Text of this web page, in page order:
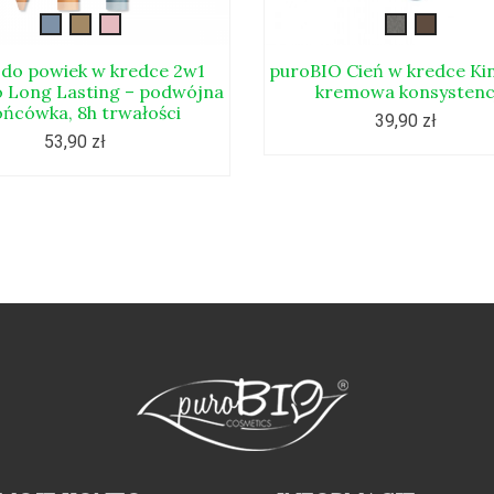
powiek w kredce 2w1
Long Lasting – podwójna
8h trwałości
53,90 zł
puroBIO Cień w kredce
kremowa
39,90 zł